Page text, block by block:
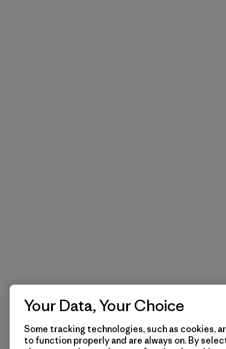
Your Data, Your Choice
Some tracking technologies, such as cookies,
to function properly and are always on. By